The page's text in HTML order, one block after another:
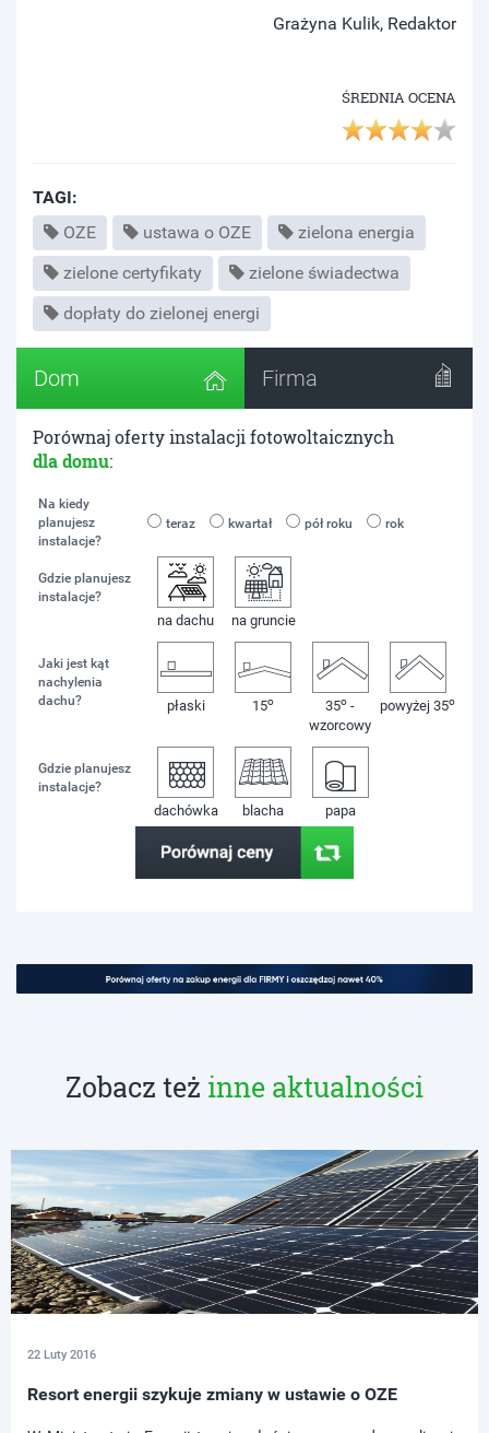
Grażyna Kulik, Redaktor
ŚREDNIA OCENA
TAGI:
OZE
ustawa o OZE
zielona energia
zielone certyfikaty
zielone świadectwa
dopłaty do zielonej energi
Dom Firma
Porównaj oferty instalacji fotowoltaicznych
dla domu:
Na kiedy
planujesz
instalacje?
teraz kwartał pół roku rok
Gdzie planujesz
instalacje?
na dachu na gruncie
Jaki jest kąt
nachylenia
dachu?
płaski 15o 35o -
wzorcowy
powyżej 35o
Gdzie planujesz
instalacje?
dachówka blacha papa
Zobacz też inne aktualności
22 Luty 2016
Resort energii szykuje zmiany w ustawie o OZE